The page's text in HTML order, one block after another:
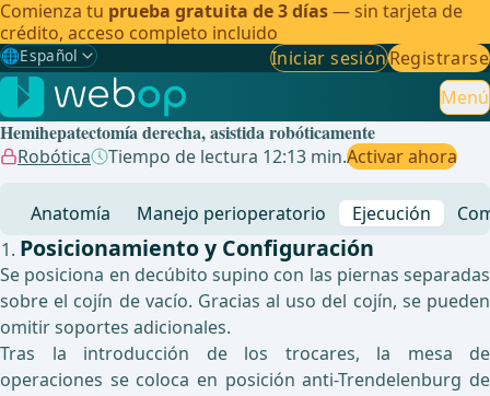
Comienza tu prueba gratuita de 3 días— sin tarjeta de
crédito, acceso completo incluido
🌐Español
Gewählte Sprache: Español
🇩🇪 Alemán
🇬🇧Inglés
🇧🇷 Brasileño
Iniciar sesiónRegistrarse
Menú
Hemihepatectomía derecha, asistida robóticamente
Robótica Tiempo de lectura 12:13 min.Activar ahora
Anatomía Manejo perioperatorio Ejecución
Posicionamiento y Configuración
Se posiciona en decúbito supino con las piernas separadas
sobre el cojín de vacío. Gracias al uso del cojín, se pueden
omitir soportes adicionales.
Tras la introducción de los trocares, la mesa de
operaciones se coloca en posición anti-Trendelenburg de